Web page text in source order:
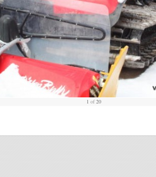
1 of20